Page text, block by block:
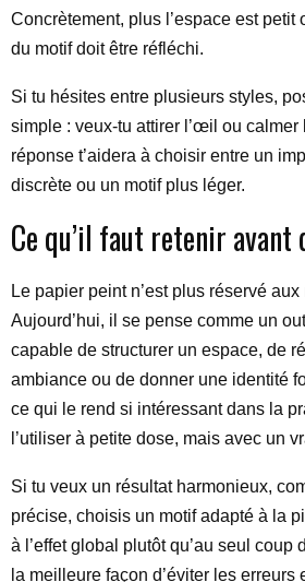
Concrètement, plus l’espace est petit
du motif doit être réfléchi.
Si tu hésites entre plusieurs styles,
simple : veux-tu attirer l’œil ou calmer
réponse t’aidera à choisir entre un
discrète ou un motif plus léger.
Ce qu’il faut retenir avant
Le papier peint n’est plus réservé
Aujourd’hui, il se pense comme un
capable de structurer un espace, de
ambiance ou de donner une identité
ce qui le rend si intéressant dans la
l’utiliser à petite dose, mais avec un
Si tu veux un résultat harmonieux,
précise, choisis un motif adapté à la
à l’effet global plutôt qu’au seul coup
la meilleure façon d’éviter les erreurs